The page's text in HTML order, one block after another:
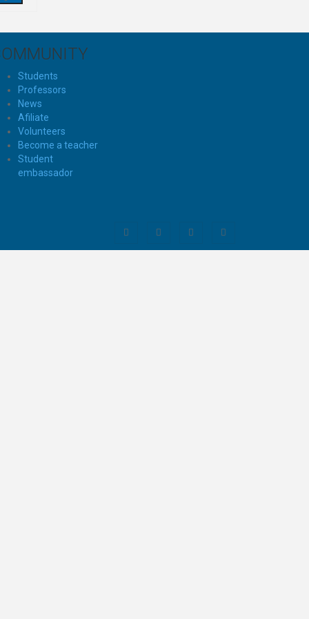
Students
Professors
News
Afiliate
Volunteers
Become a teacher
Student
embassador